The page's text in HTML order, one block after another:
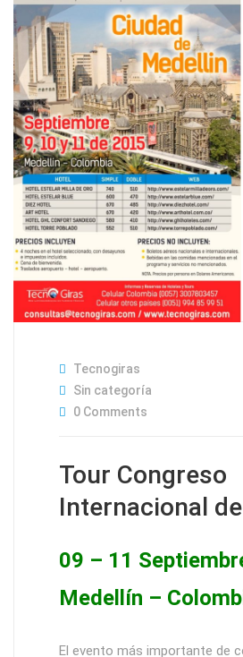
Tecnogiras
Sin categoría
0 Comments
Tour Congreso
Internacional
09 – 11
Medellín –
El evento más importante de